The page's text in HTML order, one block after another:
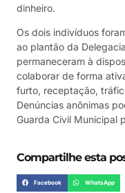
dinheiro.
Os dois indivíduos
ao plantão da
permaneceram à
colaborar de forma
furto, receptação,
Denúncias anônimas
Guarda Civil Municipal
Compartilhe esta
Facebook WhatsApp